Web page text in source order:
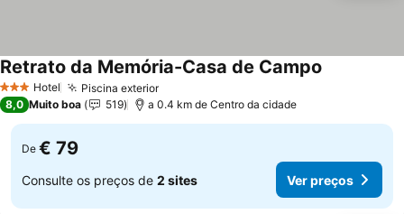
3 EstrelasHotel Piscina exteriorVer preços
Retrato da Memória-Casa de Campo
8,0 Muito boa 519 a 0.4 km de Centro da cidade
De € 79
Consulte os preços de 2 sites Ver preços